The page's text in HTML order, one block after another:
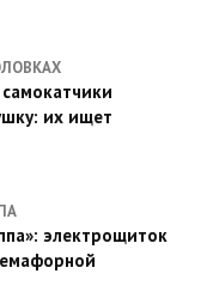
их ищет
электрощиток